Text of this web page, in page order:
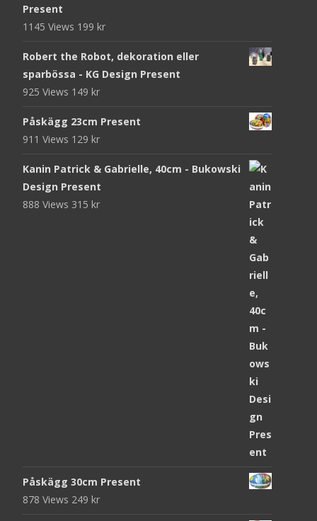
Present
1145 Views 199 kr
Robert the Robot, dekoration eller
sparbössa - KG Design Present
925 Views 149 kr
Påskägg 23cm Present
911 Views 129 kr
Kanin Patrick & Gabrielle, 40cm - Bukowski
Design Present
888 Views 315 kr
Påskägg 30cm Present
878 Views 249 kr